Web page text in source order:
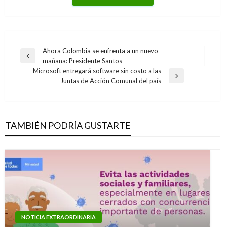
Navegación
Entrada
anterior
Ahora Colombia se enfrenta a un nuevo
mañana: Presidente Santos
Microsoft entregará software sin costo a las
Juntas de Acción Comunal del país
TAMBIÉN PODRÍA GUSTARTE
NOTICIA EXTRAORDINARIA